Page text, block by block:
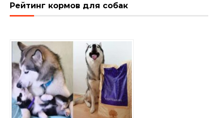
Рейтинг кормов для собак